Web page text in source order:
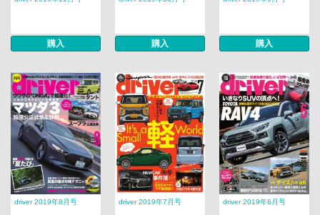
購入 購入 購入
driver 2019年8月号 driver 2019年7月号 driver 2019年6月号